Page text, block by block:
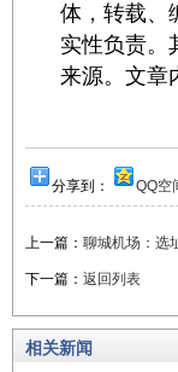
体，转载、
实性负责。
来源。文章
分享到： QQ空
上一篇： 聊城机场：选
下一篇： 返回列表
相关新闻